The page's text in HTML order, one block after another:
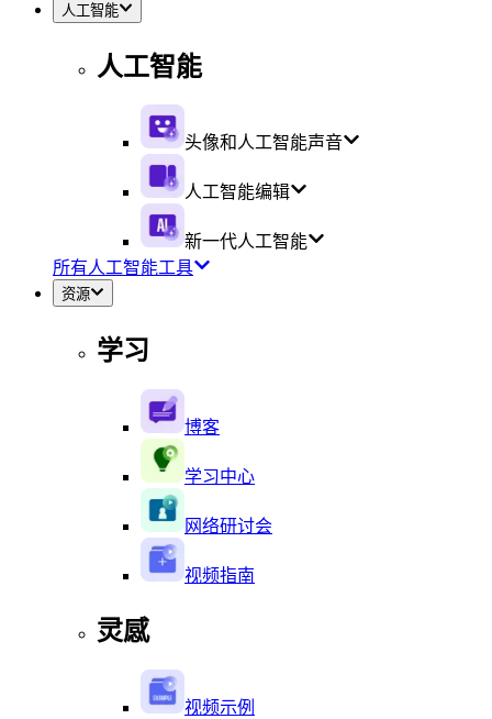
人工智能
人工智能
头像和人工智能声音
人工智能编辑
新一代人工智能
所有人工智能工具
资源
学习
博客
学习中心
网络研讨会
视频指南
灵感
视频示例